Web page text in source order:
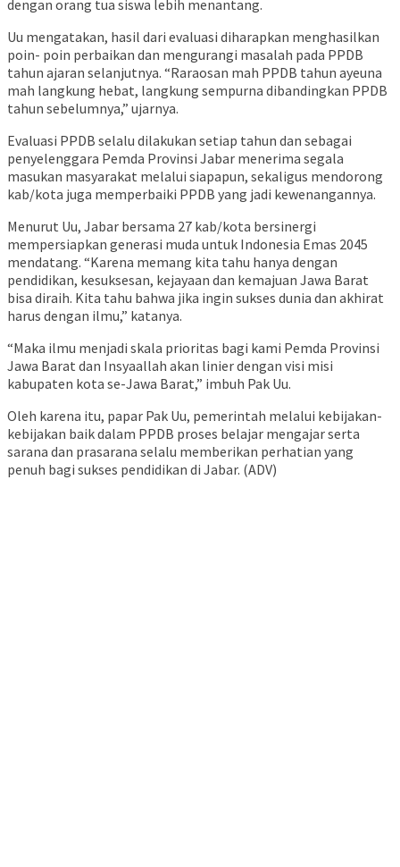
dengan orang tua siswa lebih menantang.
Uu mengatakan, hasil dari evaluasi diharapkan menghasilkan
poin- poin perbaikan dan mengurangi masalah pada PPDB
tahun ajaran selanjutnya. “Raraosan mah PPDB tahun ayeuna
mah langkung hebat, langkung sempurna dibandingkan PPDB
tahun sebelumnya,” ujarnya.
Evaluasi PPDB selalu dilakukan setiap tahun dan sebagai
penyelenggara Pemda Provinsi Jabar menerima segala
masukan masyarakat melalui siapapun, sekaligus mendorong
kab/kota juga memperbaiki PPDB yang jadi kewenangannya.
Menurut Uu, Jabar bersama 27 kab/kota bersinergi
mempersiapkan generasi muda untuk Indonesia Emas 2045
mendatang. “Karena memang kita tahu hanya dengan
pendidikan, kesuksesan, kejayaan dan kemajuan Jawa Barat
bisa diraih. Kita tahu bahwa jika ingin sukses dunia dan akhirat
harus dengan ilmu,” katanya.
“Maka ilmu menjadi skala prioritas bagi kami Pemda Provinsi
Jawa Barat dan Insyaallah akan linier dengan visi misi
kabupaten kota se-Jawa Barat,” imbuh Pak Uu.
Oleh karena itu, papar Pak Uu, pemerintah melalui kebijakan-
kebijakan baik dalam PPDB proses belajar mengajar serta
sarana dan prasarana selalu memberikan perhatian yang
penuh bagi sukses pendidikan di Jabar. (ADV)